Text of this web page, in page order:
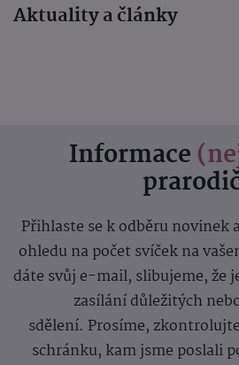
Aktuality a články
Informace
Přihlaste se k odběru novinek
ohledu na počet svíček na
dáte svůj e-mail, slibujeme, že
zasílání důležitých
sdělení. Prosíme,
schránku, kam jsme poslali